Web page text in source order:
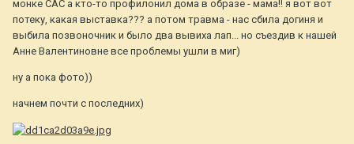
монке САС а кто-то профилонил дома в образе - мама!! я вот вот
потеку, какая выставка??? а потом травма - нас сбила догиня и
выбила позвоночник и было два вывиха лап... но съездив к нашей
Анне Валентиновне все проблемы ушли в миг)
ну а пока фото))
начнем почти с последних)